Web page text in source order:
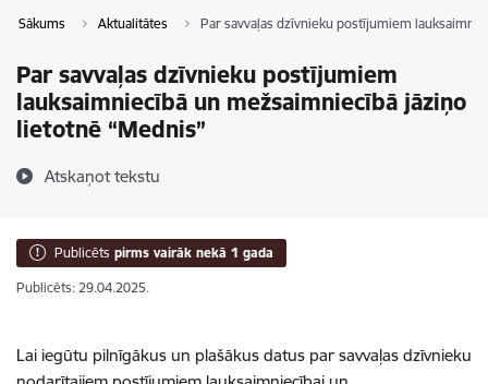
Sākums Aktualitātes Par savvaļas dzīvnieku postījumiem
Par savvaļas dzīvnieku postījumiem
lauksaimniecībā un mežsaimniecībā jāziņo
lietotnē “Mednis”
Atskaņot tekstu
Publicēts pirms vairāk nekā 1 gada
Publicēts: 29.04.2025.
Lai iegūtu pilnīgākus un plašākus datus par savvaļas dzīvnieku